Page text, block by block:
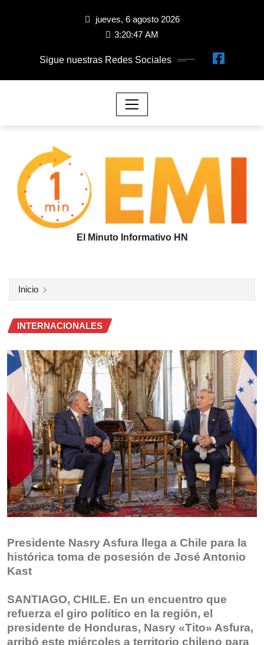
jueves, 6 agosto 2026
3:20:48 AM
Sigue nuestras Redes Sociales
El Minuto Informativo HN
Inicio
INTERNACIONALES
Presidente Nasry Asfura llega a Chile para la
histórica toma de posesión de José Antonio
Kast
SANTIAGO, CHILE. En un encuentro que
refuerza el giro político en la región, el
presidente de Honduras, Nasry «Tito» Asfura,
arribó este miércoles a territorio chileno para